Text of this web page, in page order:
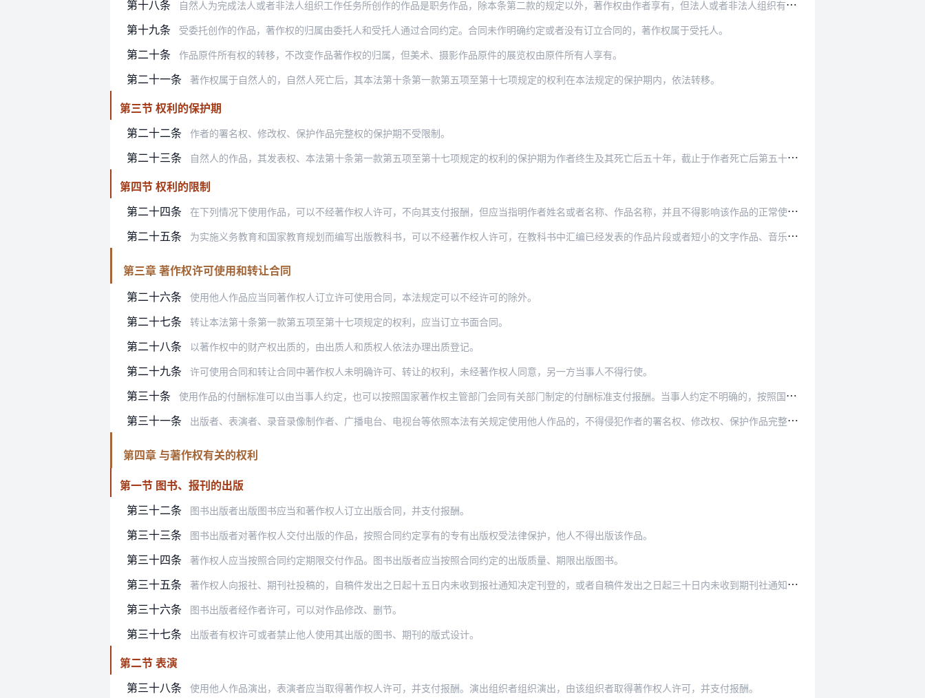
第十八条 自然人为完成法人或者非法人组织工作任务所创作的作品是职务作品，除本条第二款的规定以外，著作权由作者享有，但法人或者非法人组织有权在其业务范围内优先使用。作品完成…
第十九条 受委托创作的作品，著作权的归属由委托人和受托人通过合同约定。合同未作明确约定或者没有订立合同的，著作权属于受托人。
第二十条 作品原件所有权的转移，不改变作品著作权的归属，但美术、摄影作品原件的展览权由原件所有人享有。
第二十一条 著作权属于自然人的，自然人死亡后，其本法第十条第一款第五项至第十七项规定的权利在本法规定的保护期内，依法转移。
第三节 权利的保护期
第二十二条
作者的署名权、修改权、保护作品完整权的保护期不受限制。
第二十三条 自然人的作品，其发表权、本法第十条第一款第五项至第十七项规定的权利的保护期为作者终生及其死亡后五十年，截止于作者死亡后第五十年的12月31日；如果是合作作品，截…
第四节 权利的限制
第二十四条
在下列情况下使用作品，可以不经著作权人许可，不向其支付报酬，但应当指明作者姓名或者名称、作品名称，并且不得影响该作品的正常使用，也不得不合理地损害著作权人的合法…
第二十五条 为实施义务教育和国家教育规划而编写出版教科书，可以不经著作权人许可，在教科书中汇编已经发表的作品片段或者短小的文字作品、音乐作品或者单幅的美术作品、摄影作品、图…
第三章 著作权许可使用和转让合同
第二十六条
使用他人作品应当同著作权人订立许可使用合同，本法规定可以不经许可的除外。
第二十七条 转让本法第十条第一款第五项至第十七项规定的权利，应当订立书面合同。
第二十八条 以著作权中的财产权出质的，由出质人和质权人依法办理出质登记。
第二十九条 许可使用合同和转让合同中著作权人未明确许可、转让的权利，未经著作权人同意，另一方当事人不得行使。
第三十条 使用作品的付酬标准可以由当事人约定，也可以按照国家著作权主管部门会同有关部门制定的付酬标准支付报酬。当事人约定不明确的，按照国家著作权主管部门会同有关部门制定的…
第三十一条 出版者、表演者、录音录像制作者、广播电台、电视台等依照本法有关规定使用他人作品的，不得侵犯作者的署名权、修改权、保护作品完整权和获得报酬的权利。
第四章 与著作权有关的权利
第一节 图书、报刊的出版
第三十二条
图书出版者出版图书应当和著作权人订立出版合同，并支付报酬。
第三十三条 图书出版者对著作权人交付出版的作品，按照合同约定享有的专有出版权受法律保护，他人不得出版该作品。
第三十四条 著作权人应当按照合同约定期限交付作品。图书出版者应当按照合同约定的出版质量、期限出版图书。
第三十五条 著作权人向报社、期刊社投稿的，自稿件发出之日起十五日内未收到报社通知决定刊登的，或者自稿件发出之日起三十日内未收到期刊社通知决定刊登的，可以将同一作品向其他报社…
第三十六条 图书出版者经作者许可，可以对作品修改、删节。
第三十七条 出版者有权许可或者禁止他人使用其出版的图书、期刊的版式设计。
第二节 表演
第三十八条
使用他人作品演出，表演者应当取得著作权人许可，并支付报酬。演出组织者组织演出，由该组织者取得著作权人许可，并支付报酬。